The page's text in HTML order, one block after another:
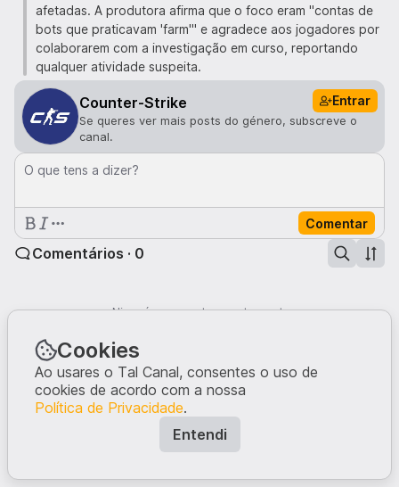
afetadas. A produtora afirma que o foco eram "contas de
bots que praticavam 'farm'" e agradece aos jogadores por
colaborarem com a investigação em curso, reportando
qualquer atividade suspeita.
Counter-Strike Entrar
Se queres ver mais posts do género, subscreve o
canal.
O que tens a dizer?
Comentar
Comentários · 0
Ninguém comentou neste post.
Cookies
Ao usares o Tal Canal, consentes o uso de
cookies de acordo com a nossa
Política de Privacidade.
Entendi